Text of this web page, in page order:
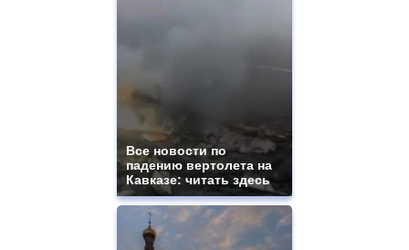
Все новости по
падению вертолета на
Кавказе: читать здесь